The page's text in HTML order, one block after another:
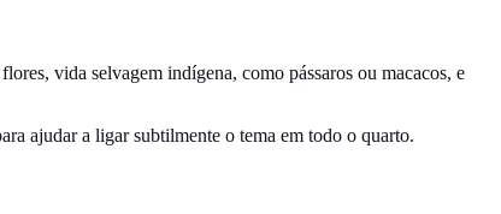
vida selvagem indígena, como pássaros ou macacos, e
ajudar a ligar subtilmente o tema em todo o quarto.